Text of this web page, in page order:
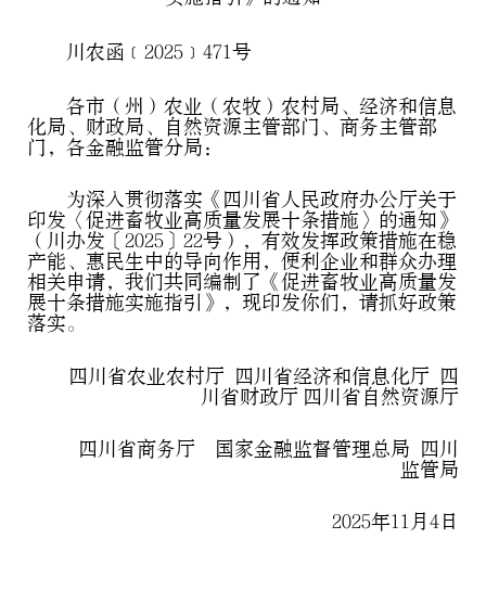
川农函﹝2025﹞471号
各市（州）农业（农牧）农村局、经济和信息
化局、财政局、自然资源主管部门、商务主管部
门，各金融监管分局：
为深入贯彻落实《四川省人民政府办公厅关于
印发〈促进畜牧业高质量发展十条措施〉的通知》
（川办发〔2025〕22号），有效发挥政策措施在稳
产能、惠民生中的导向作用，便利企业和群众办理
相关申请，我们共同编制了《促进畜牧业高质量发
展十条措施实施指引》，现印发你们，请抓好政策
落实。
四川省农业农村厅 四川省经济和信息化厅 四
川省财政厅 四川省自然资源厅
四川省商务厅 国家金融监督管理总局 四川
监管局
2025年11月4日